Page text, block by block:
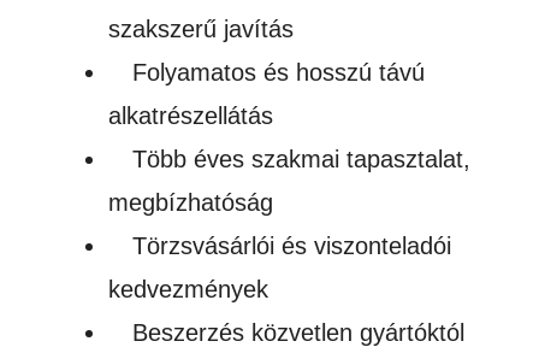
szakszerű javítás
Folyamatos és hosszú távú
alkatrészellátás
Több éves szakmai tapasztalat,
megbízhatóság
Törzsvásárlói és viszonteladói
kedvezmények
Beszerzés közvetlen gyártóktól